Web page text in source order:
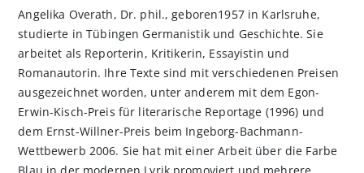
Angelika Overath, Dr. phil., geboren1957 in Karlsruhe,
studierte in Tübingen Germanistik und Geschichte. Sie
arbeitet als Reporterin, Kritikerin, Essayistin und
Romanautorin. Ihre Texte sind mit verschiedenen Preisen
ausgezeichnet worden, unter anderem mit dem Egon-
Erwin-Kisch-Preis für literarische Reportage (1996) und
dem Ernst-Willner-Preis beim Ingeborg-Bachmann-
Wettbewerb 2006. Sie hat mit einer Arbeit über die Farbe
Blau in der modernen Lyrik promoviert und mehrere